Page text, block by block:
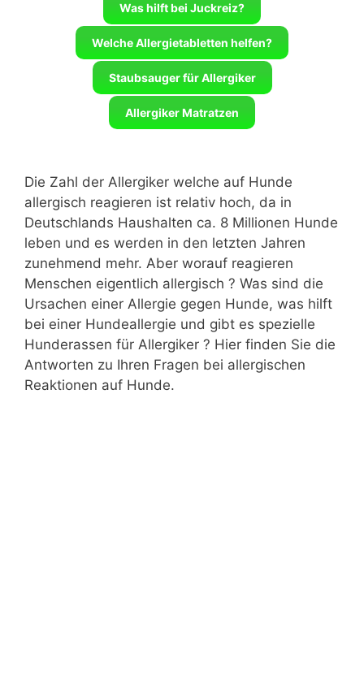
Was hilft bei Juckreiz?
Welche Allergietabletten helfen?
Staubsauger für Allergiker
Allergiker Matratzen
Die Zahl der Allergiker welche auf Hunde
allergisch reagieren ist relativ hoch, da in
Deutschlands Haushalten ca. 8 Millionen Hunde
leben und es werden in den letzten Jahren
zunehmend mehr. Aber worauf reagieren
Menschen eigentlich allergisch ? Was sind die
Ursachen einer Allergie gegen Hunde, was hilft
bei einer Hundeallergie und gibt es spezielle
Hunderassen für Allergiker ? Hier finden Sie die
Antworten zu Ihren Fragen bei allergischen
Reaktionen auf Hunde.